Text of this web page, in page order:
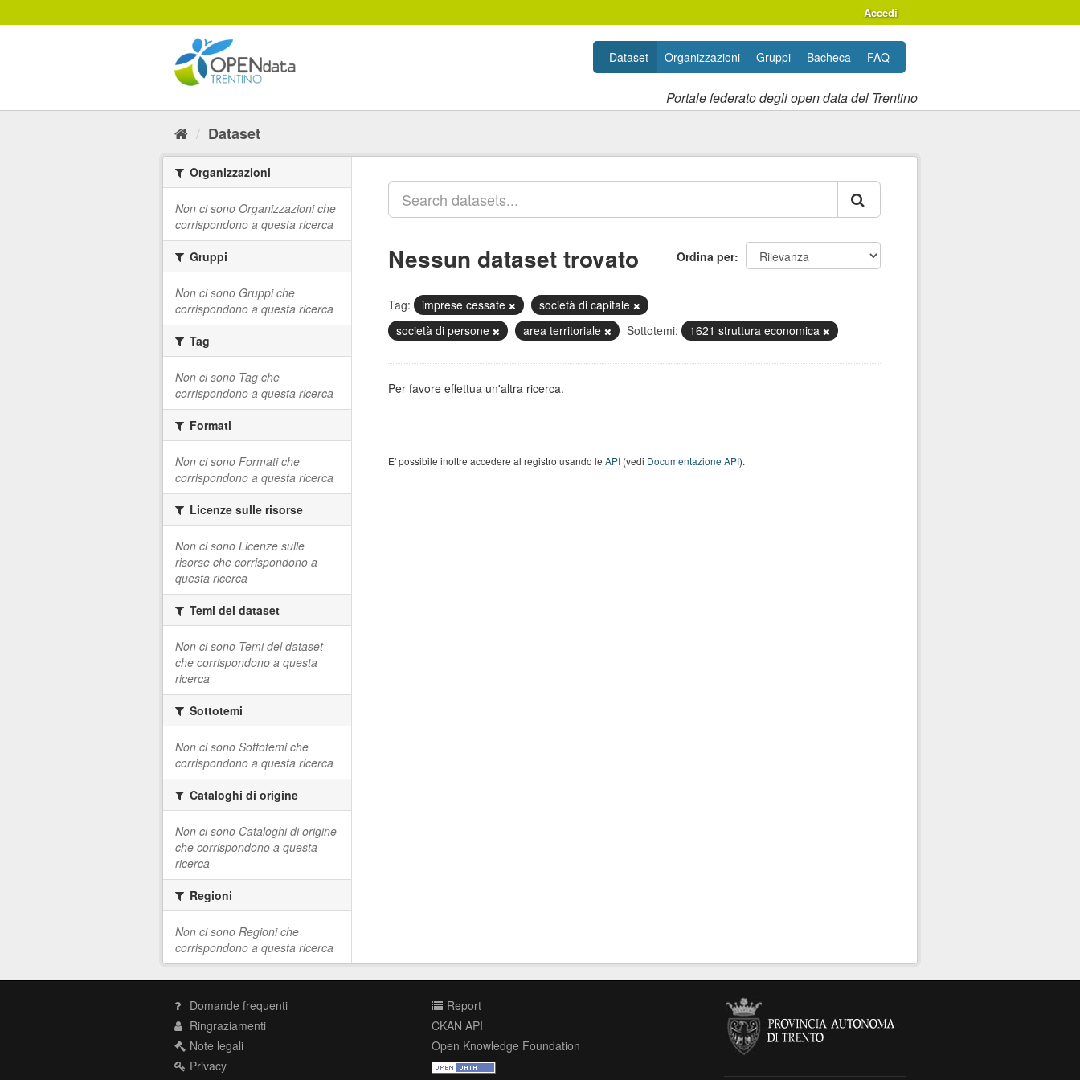
al
Accedi
Portale federato degli open data del Trentino
Dataset Organizzazioni Gruppi Bacheca FAQ
Dataset
Organizzazioni
Non ci sono Organizzazioni che
corrispondono a questa ricerca
Gruppi
Non ci sono Gruppi che
corrispondono a questa ricerca
Tag
Non ci sono Tag che
corrispondono a questa ricerca
Formati
Non ci sono Formati che
corrispondono a questa ricerca
Licenze sulle risorse
Non ci sono Licenze sulle
risorse che corrispondono a
questa ricerca
Temi del dataset
Non ci sono Temi del dataset
che corrispondono a questa
ricerca
Sottotemi
Non ci sono Sottotemi che
corrispondono a questa ricerca
Cataloghi di origine
Non ci sono Cataloghi di origine
che corrispondono a questa
ricerca
Regioni
Non ci sono Regioni che
corrispondono a questa ricerca
Ordina per
Nessun dataset trovato
Tag: imprese cessate
società di capitale
società di persone
area territoriale Sottotemi: 1621 struttura economica
Per favore effettua un'altra ricerca.
E' possibile inoltre accedere al registro usando le API(vedi Documentazione API).
Domande frequenti
Ringraziamenti
Note legali
Privacy
Report
CKAN API
Open Knowledge Foundation